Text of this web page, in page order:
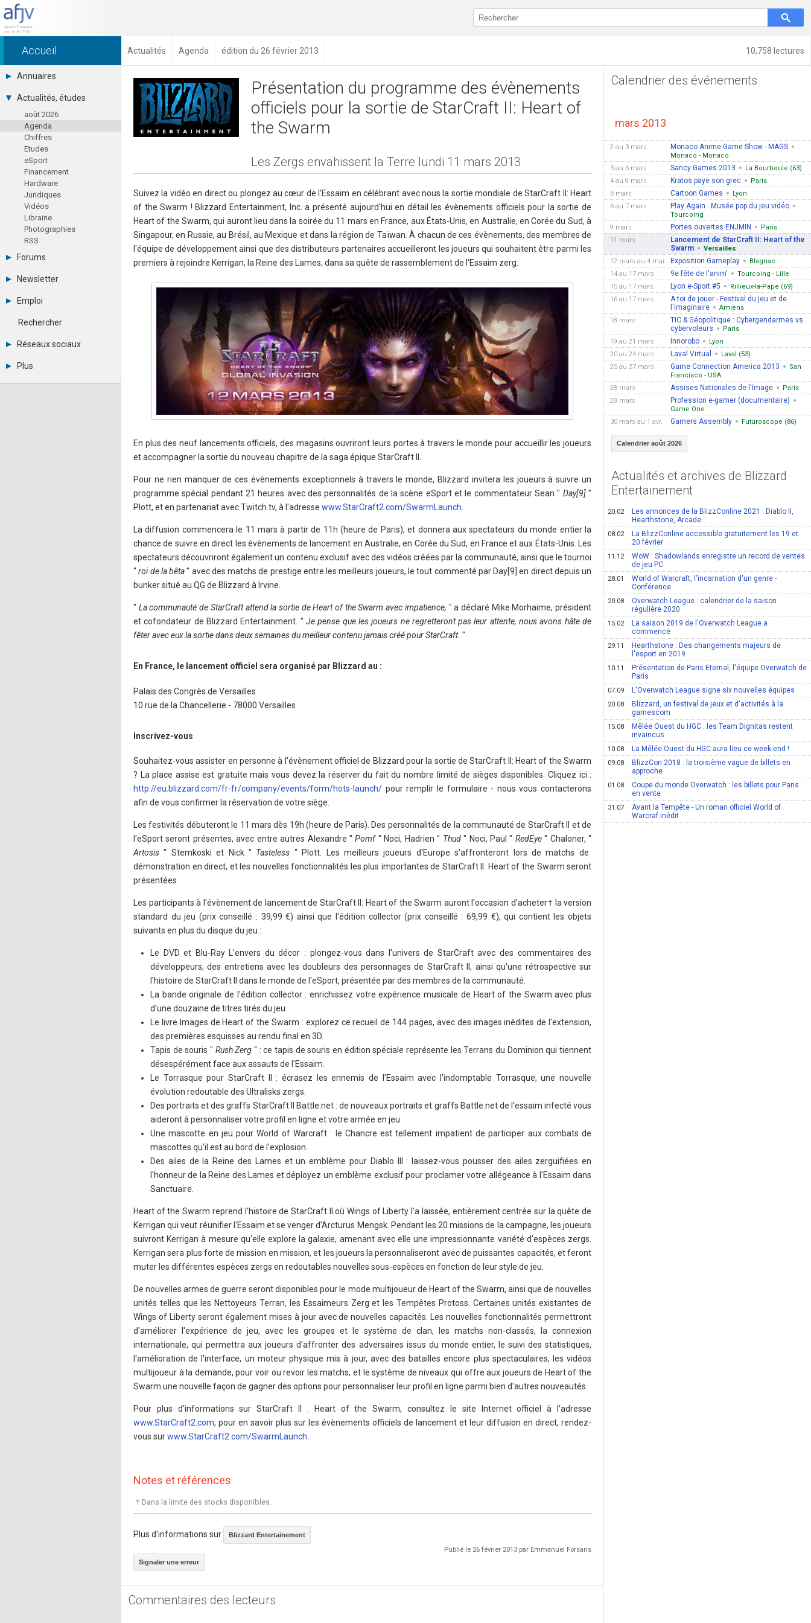
10,758 lectures
Accueil Actualités Agenda édition du 26 février 2013
Annuaires
Toutes les sociétés (691)
Studios (418)
Editeurs (49)
Distributeurs (16)
Hard. / Accessoires (10)
Middlewares (15)
Prestataires (99)
Assoc. / Syndicats (21)
Formations / Ecoles (46)
Presse spécialisée (17)
Actualités, études
août 2026
Agenda
Chiffres
Etudes
eSport
Financement
Hardware
Juridiques
Vidéos
Librairie
Photographies
RSS
Forums
Tous les forums
Se connecter
Messages privés
Contacter un modérateur
Newsletter
Archives
Abonnement
Emploi
Consulter les annonces
Observatoire de l'emploi
Rechercher
Réseaux sociaux
LinkedIn
Plus
Annonceurs
Présentation du programme des évènements
officiels pour la sortie de StarCraft II: Heart of
the Swarm
Les Zergs envahissent la Terre lundi 11 mars 2013
Suivez la vidéo en direct ou plongez au cœur de l'Essaim en célébrant avec nous la sortie mondiale de StarCraft II: Heart
of the Swarm ! Blizzard Entertainment, Inc. a présenté aujourd'hui en détail les évènements officiels pour la sortie de
Heart of the Swarm, qui auront lieu dans la soirée du 11 mars en France, aux États-Unis, en Australie, en Corée du Sud, à
Singapour, en Russie, au Brésil, au Mexique et dans la région de Taïwan. À chacun de ces évènements, des membres de
l'équipe de développement ainsi que des distributeurs partenaires accueilleront les joueurs qui souhaitent être parmi les
premiers à rejoindre Kerrigan, la Reine des Lames, dans sa quête de rassemblement de l'Essaim zerg.
En plus des neuf lancements officiels, des magasins ouvriront leurs portes à travers le monde pour accueillir les joueurs
et accompagner la sortie du nouveau chapitre de la saga épique StarCraft II.
Pour ne rien manquer de ces évènements exceptionnels à travers le monde, Blizzard invitera les joueurs à suivre un
programme spécial pendant 21 heures avec des personnalités de la scène eSport et le commentateur Sean " Day[9]"
Plott, et en partenariat avec Twitch.tv, à l'adresse www.StarCraft2.com/SwarmLaunch
La diffusion commencera le 11 mars à partir de 11h (heure de Paris), et donnera aux spectateurs du monde entier la
chance de suivre en direct les évènements de lancement en Australie, en Corée du Sud, en France et aux États-Unis. Les
spectateurs découvriront également un contenu exclusif avec des vidéos créées par la communauté, ainsi que le tournoi
" roi de la bêta" avec des matchs de prestige entre les meilleurs joueurs, le tout commenté par Day[9] en direct depuis un
bunker situé au QG de Blizzard à Irvine.
" La communauté de StarCraft attend la sortie de Heart of the Swarm avec impatience, " a déclaré Mike Morhaime, président
et cofondateur de Blizzard Entertainment. " Je pense que les joueurs ne regretteront pas leur attente, nous avons hâte de
fêter avec eux la sortie dans deux semaines du meilleur contenu jamais créé pour StarCraft. "
En France, le lancement officiel sera organisé par Blizzard au :
Palais des Congrès de Versailles
10 rue de la Chancellerie - 78000 Versailles
Inscrivez-vous
Souhaitez-vous assister en personne à l'évènement officiel de Blizzard pour la sortie de StarCraft II: Heart of the Swarm
? La place assise est gratuite mais vous devez la réserver du fait du nombre limité de sièges disponibles. Cliquez ici :
http://eu.blizzard.com/fr-fr/company/events/form/hots-launch/ pour remplir le formulaire - nous vous contacterons
afin de vous confirmer la réservation de votre siège.
Les festivités débuteront le 11 mars dès 19h (heure de Paris). Des personnalités de la communauté de StarCraft II et de
l'eSport seront présentes, avec entre autres Alexandre " Pomf " Noci, Hadrien " Thud" Noci, Paul " RedEye" Chaloner, "
Artosis" Stemkoski et Nick " Tasteless " Plott. Les meilleurs joueurs d'Europe s'affronteront lors de matchs de
démonstration en direct, et les nouvelles fonctionnalités les plus importantes de StarCraft II: Heart of the Swarm seront
présentées.
Les participants à l'évènement de lancement de StarCraft II: Heart of the Swarm auront l'occasion d'acheter† la version
standard du jeu (prix conseillé : 39,99 €) ainsi que l'édition collector (prix conseillé : 69,99 €), qui contient les objets
suivants en plus du disque du jeu :
Le DVD et Blu-Ray L'envers du décor : plongez-vous dans l'univers de StarCraft avec des commentaires des
développeurs, des entretiens avec les doubleurs des personnages de StarCraft II, ainsi qu'une rétrospective sur
l'histoire de StarCraft II dans le monde de l'eSport, présentée par des membres de la communauté.
La bande originale de l'édition collector : enrichissez votre expérience musicale de Heart of the Swarm avec plus
d'une douzaine de titres tirés du jeu.
Le livre Images de Heart of the Swarm : explorez ce recueil de 144 pages, avec des images inédites de l'extension,
des premières esquisses au rendu final en 3D.
Tapis de souris " Rush Zerg" : ce tapis de souris en édition spéciale représente les Terrans du Dominion qui tiennent
désespérément face aux assauts de l'Essaim.
Le Torrasque pour StarCraft II : écrasez les ennemis de l'Essaim avec l'indomptable Torrasque, une nouvelle
évolution redoutable des Ultralisks zergs.
Des portraits et des graffs StarCraft II Battle.net : de nouveaux portraits et graffs Battle.net de l'essaim infecté vous
aideront à personnaliser votre profil en ligne et votre armée en jeu.
Une mascotte en jeu pour World of Warcraft : le Chancre est tellement impatient de participer aux combats de
mascottes qu'il est au bord de l'explosion.
Des ailes de la Reine des Lames et un emblème pour Diablo III : laissez-vous pousser des ailes zerguifiées en
l'honneur de la Reine des Lames et déployez un emblème exclusif pour proclamer votre allégeance à l'Essaim dans
Sanctuaire.
Heart of the Swarm reprend l'histoire de StarCraft II où Wings of Liberty l'a laissée, entièrement centrée sur la quête de
Kerrigan qui veut réunifier l'Essaim et se venger d'Arcturus Mengsk. Pendant les 20 missions de la campagne, les joueurs
suivront Kerrigan à mesure qu'elle explore la galaxie, amenant avec elle une impressionnante variété d'espèces zergs.
Kerrigan sera plus forte de mission en mission, et les joueurs la personnaliseront avec de puissantes capacités, et feront
muter les différentes espèces zergs en redoutables nouvelles sous-espèces en fonction de leur style de jeu.
De nouvelles armes de guerre seront disponibles pour le mode multijoueur de Heart of the Swarm, ainsi que de nouvelles
unités telles que les Nettoyeurs Terran, les Essaimeurs Zerg et les Tempêtes Protoss. Certaines unités existantes de
Wings of Liberty seront également mises à jour avec de nouvelles capacités. Les nouvelles fonctionnalités permettront
d'améliorer l'expérience de jeu, avec les groupes et le système de clan, les matchs non-classés, la connexion
internationale, qui permettra aux joueurs d'affronter des adversaires issus du monde entier, le suivi des statistiques,
l'amélioration de l'interface, un moteur physique mis à jour, avec des batailles encore plus spectaculaires, les vidéos
multijoueur à la demande, pour voir ou revoir les matchs, et le système de niveaux qui offre aux joueurs de Heart of the
Swarm une nouvelle façon de gagner des options pour personnaliser leur profil en ligne parmi bien d'autres nouveautés.
Pour plus d'informations sur StarCraft II : Heart of the Swarm, consultez le site Internet officiel à l'adresse
www.StarCraft2.com, pour en savoir plus sur les évènements officiels de lancement et leur diffusion en direct, rendez-
vous surwww.StarCraft2.com/SwarmLaunch
Notes et références
† Dans la limite des stocks disponibles.
Plus d'informations sur Blizzard Entertainement
Publié le 26 février 2013 par Emmanuel Forsans
Signaler une erreur
Commentaires des lecteurs
Calendrier des événements
mars 2013
2 au 3 mars Monaco Anime Game Show - MAGS
Monaco - Monaco
3 au 6 mars
Sancy Games 2013
La Bourboule (63)
4 au 9 mars
Kratos paye son grec
Paris
6 mars
Cartoon Games
Lyon
6 au 7 mars
Play Again : Musée pop du jeu vidéo
Tourcoing
9 mars
Portes ouvertes ENJMIN
Paris
11 mars
Lancement de StarCraft II: Heart of the
Swarm
Versailles
12 mars au 4 mai
Exposition Gameplay
Blagnac
14 au 17 mars
9e fête de l'anim'
Tourcoing - Lille
15 au 17 mars
Lyon e-Sport #5
Rillieux-la-Pape (69)
16 au 17 mars
A toi de jouer - Festival du jeu et de
l'imaginaire
Amiens
18 mars
TIC & Géopolitique : Cybergendarmes vs
cybervoleurs
Paris
19 au 21 mars
Innorobo
Lyon
20 au 24 mars
Laval Virtual
Laval (53)
25 au 27 mars
Game Connection America 2013
San
Francisco - USA
28 mars
Assises Nationales de l'Image
Paris
28 mars
Profession e-gamer (documentaire)
Game One
30 mars au 1 avr.
Gamers Assembly Futuroscope (86)
Calendrier août 2026
Actualités et archives de Blizzard
Entertainement
20.02
Les annonces de la BlizzConline 2021 : Diablo II,
Hearthstone, Arcade...
08.02
La BlizzConline accessible gratuitement les 19 et
20 février
11.12
WoW : Shadowlands enregistre un record de ventes
de jeu PC
28.01
World of Warcraft, l'incarnation d'un genre -
Conférence
20.08
Overwatch League : calendrier de la saison
régulière 2020
15.02
La saison 2019 de l'Overwatch League a
commencé
29.11
Hearthstone : Des changements majeurs de
l'esport en 2019
10.11
Présentation de Paris Eternal, l'équipe Overwatch de
Paris
07.09 L'Overwatch League signe six nouvelles équipes
20.08
Blizzard, un festival de jeux et d'activités à la
gamescom
15.08
Mêlée Ouest du HGC : les Team Dignitas restent
invaincus
10.08 La Mêlée Ouest du HGC aura lieu ce week-end !
09.08
BlizzCon 2018 : la troisième vague de billets en
approche
01.08
Coupe du monde Overwatch : les billets pour Paris
en vente
31.07
Avant la Tempête - Un roman officiel World of
Warcraf inédit